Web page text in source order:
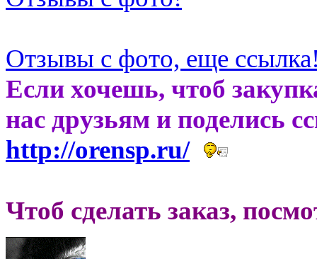
Отзывы с фото, еще
Если хочешь, чтоб
нас друзьям и поделись
http://orensp.ru/
Чтоб сделать заказ,